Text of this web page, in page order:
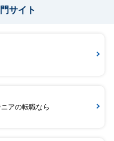
サイト
アの転職なら